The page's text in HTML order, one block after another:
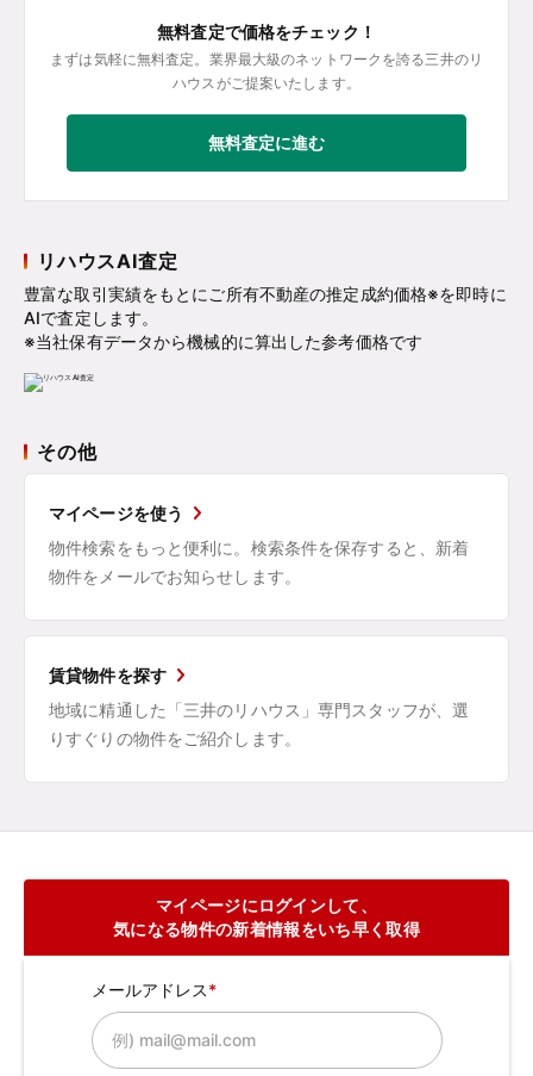
無料査定で価格をチェック！
まずは気軽に無料査定。業界最大級のネットワークを誇る三井のリ
ハウスがご提案いたします。
無料査定に進む
リハウスAI査定
豊富な取引実績をもとにご所有不動産の推定成約価格※を即時に
AIで査定します。
※当社保有データから機械的に算出した参考価格です
その他
マイページを使う
物件検索をもっと便利に。検索条件を保存すると、新着
物件をメールでお知らせします。
賃貸物件を探す
地域に精通した「三井のリハウス」専門スタッフが、選
りすぐりの物件をご紹介します。
マイページにログインして、
気になる物件の新着情報をいち早く取得
メールアドレス